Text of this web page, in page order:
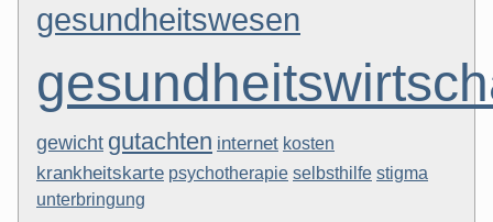
gesundheitswesen
gewicht gutachten internet kosten
krankheitskarte psychotherapie selbsthilfe stigma
unterbringung